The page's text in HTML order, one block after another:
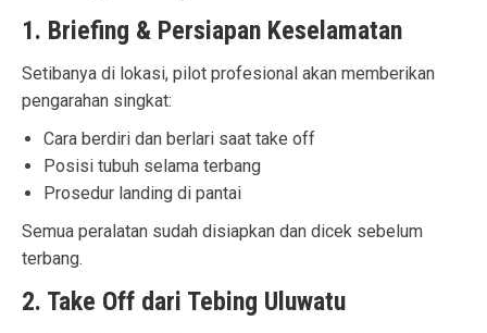
1. Briefing & Persiapan Keselamatan
Setibanya di lokasi, pilot profesional akan memberikan
pengarahan singkat:
Cara berdiri dan berlari saat take off
Posisi tubuh selama terbang
Prosedur landing di pantai
Semua peralatan sudah disiapkan dan dicek sebelum
terbang.
2. Take Off dari Tebing Uluwatu